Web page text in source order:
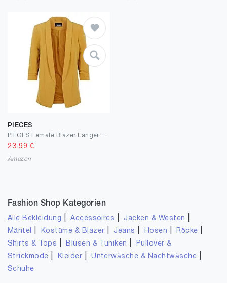
PIECES
23.99 €
Amazon
Fashion Shop Kategorien
Alle Bekleidung |Accessoires Jacken & Westen
Mäntel Kostüme & Blazer Jeans Hosen Röcke
Shirts & Tops Blusen & Tuniken
Pullover &
Strickmode
Kleider |Unterwäsche & Nachtwäsche
Schuhe